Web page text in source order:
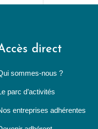
direct
sommes-nous ?
parc d’activités
entreprises adhérentes